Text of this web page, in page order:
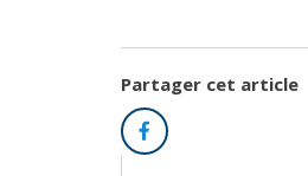
Partager cet article
Facebook